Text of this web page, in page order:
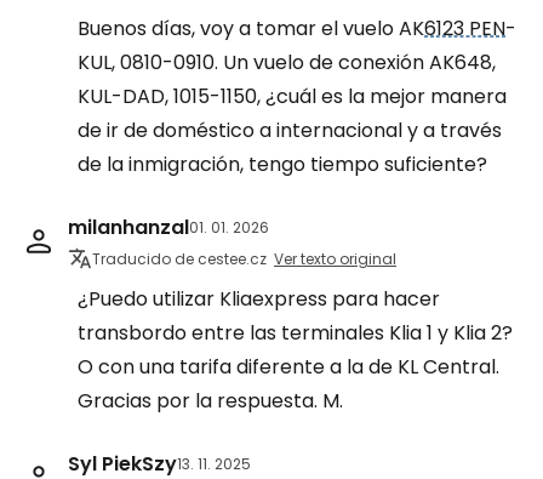
Buenos días, voy a tomar el vuelo AK6123 PEN-
KUL, 0810-0910. Un vuelo de conexión AK648,
KUL-DAD, 1015-1150, ¿cuál es la mejor manera
de ir de doméstico a internacional y a través
de la inmigración, tengo tiempo suficiente?
milanhanzal01. 01. 2026
Traducido de cestee.cz Ver texto original
¿Puedo utilizar Kliaexpress para hacer
transbordo entre las terminales Klia 1 y Klia 2?
O con una tarifa diferente a la de KL Central.
Gracias por la respuesta. M.
Syl PiekSzy13. 11. 2025